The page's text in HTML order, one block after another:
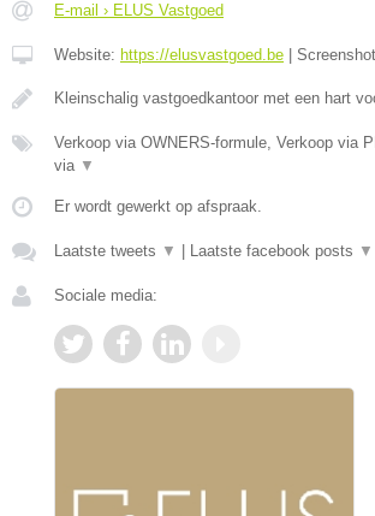
E-mail › ELUS Vastgoed
Website: https://elusvastgoed.be Screenshot
Kleinschalig vastgoedkantoor met een hart
Verkoop via OWNERS-formule, Verkoop via
via ▼
Er wordt gewerkt op afspraak.
Laatste tweets ▼ Laatste facebook posts ▼
Sociale media: